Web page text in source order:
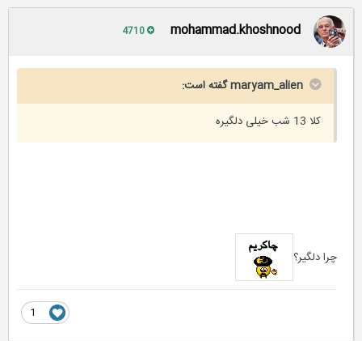
mohammad.khoshnood
maryam_alien گفته است:
کلا 13 شب خیلی دلگیره
چرا دلگیر؟